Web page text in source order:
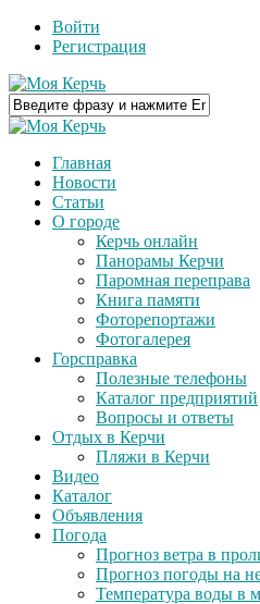
Войти
Регистрация
Главная
Новости
Статьи
О городе
Керчь онлайн
Панорамы Керчи
Паромная переправа
Книга памяти
Фоторепортажи
Фотогалерея
Горсправка
Полезные телефоны
Каталог предприятий
Вопросы и ответы
Отдых в Керчи
Пляжи в Керчи
Видео
Каталог
Объявления
Погода
Прогноз ветра в
Прогноз погоды на
Температура воды в